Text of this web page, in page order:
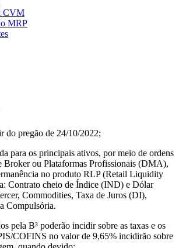
CVM
MRP
do pregão de 24/10/2022;
para os principais ativos, por meio de ordens
Broker ou Plataformas Profissionais (DMA),
no produto RLP (Retail Liquidity
Contrato cheio de Índice (IND) e Dólar
Commodities, Taxa de Juros (DI),
Compulsória.
pela B³ poderão incidir sobre as taxas e os
COFINS no valor de 9,65% incidirão sobre